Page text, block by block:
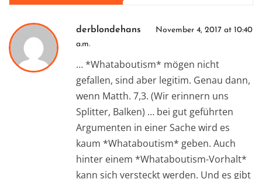
derblondehans
November 4, 2017 at 10:40
a.m.
… *Whataboutism* mögen nicht
gefallen, sind aber legitim. Genau dann,
wenn Matth. 7,3. (Wir erinnern uns
Splitter, Balken) … bei gut geführten
Argumenten in einer Sache wird es
kaum *Whataboutism* geben. Auch
hinter einem *Whataboutism-Vorhalt*
kann sich versteckt werden. Und es gibt